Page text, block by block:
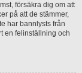
försäkra dig om att
på att de stämmer,
har bannlysts från
en felinställning och